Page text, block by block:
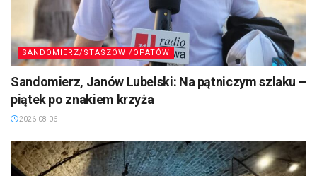
SANDOMIERZ/STASZÓW /OPATÓW
Sandomierz, Janów Lubelski: Na pątniczym szlaku –
piątek po znakiem krzyża
2026-08-06